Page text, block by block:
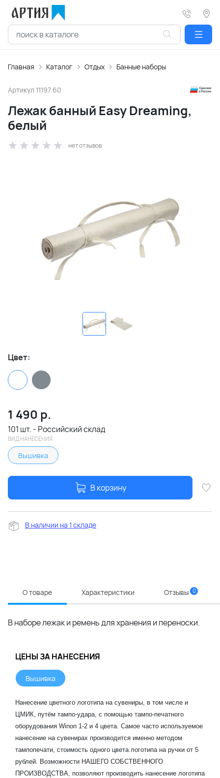
Главная Каталог Отдых Банные наборы
Артикул 11197.60
Лежак банный Easy Dreaming,
белый
нет отзывов
Цвет:
1 490 р.
101 шт. - Российский склад
ВИД НАНЕСЕНИЯ
Вышивка
В корзину
В наличии на 1 складе
О товаре Характеристики Отзывы 0
В наборе лежак и ремень для хранения и переноски.
ЦЕНЫ ЗА НАНЕСЕНИЯ
Вышивка
Нанесение цветного логотипа на сувениры, в том числе и
ЦМИК, путём тампо-удара, с помощью тампо-печатного
оборудования Winon 1-2 и 4 цвета. Самое часто используемое
нанесение на сувенирах производится именно методом
тампопечати, стоимость одного цвета логотипа на ручки от 5
рублей. Возможности НАШЕГО СОБСТВЕННОГО
ПРОИЗВОДСТВА, позволяют производить нанесение логотипа